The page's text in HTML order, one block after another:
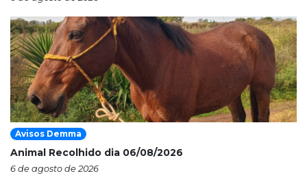
Avisos Demma
Animal Recolhido dia 06/08/2026
6 de agosto de 2026